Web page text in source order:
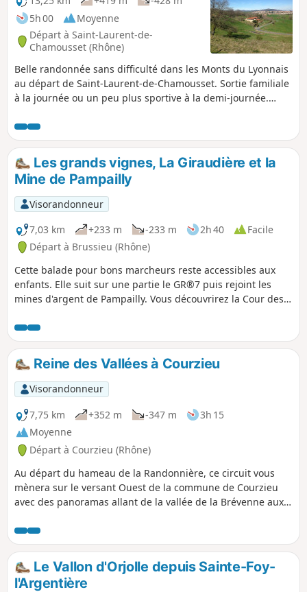
5h 00
Moyenne
Départ à Saint-Laurent-de-
Chamousset (Rhône)
Belle randonnée sans difficulté dans les Monts du Lyonnais
au départ de Saint-Laurent-de-Chamousset. Sortie familiale
à la journée ou un peu plus sportive à la demi-journée.
balisage sur le terrain peut fortuitement correspondre à
une portion du tracé . . . mais c'est tout. Le descriptif et le
tracé ont été complétés en tenant compte des remarques et
observations des visorandonneurs.
Les grands vignes, La Giraudière et la
Mine de Pampailly
Visorandonneur
7,03 km
+233 m -233 m 2h 40
Facile
Départ à Brussieu (Rhône)
Cette balade pour bons marcheurs reste accessibles aux
enfants. Elle suit sur une partie le GR®7 puis rejoint les
mines d'argent de Pampailly. Vous découvrirez la Cour des
aujourd'hui désaffectée puis après un passage en forêt
vous traverserez le Ruisseau Le Cosne avant de découvrir
l'emplacement des anciennes mines de Pampailly exploitées
à partir du XVe siècle.
Reine des Vallées à Courzieu
Visorandonneur
7,75 km
+352 m -347 m
3h 15
Moyenne
Départ à Courzieu (Rhône)
Au départ du hameau de la Randonnière, ce circuit vous
mènera sur le versant Ouest de la commune de Courzieu
avec des panoramas allant de la vallée de la Brévenne aux
Pomeyrieu, sur votre passage.
Le Vallon d'Orjolle depuis Sainte-Foy-
l'Argentière